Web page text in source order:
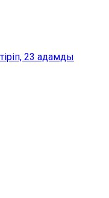
23 адамды